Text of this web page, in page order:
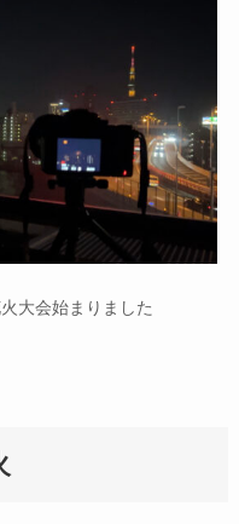
大会始まりました